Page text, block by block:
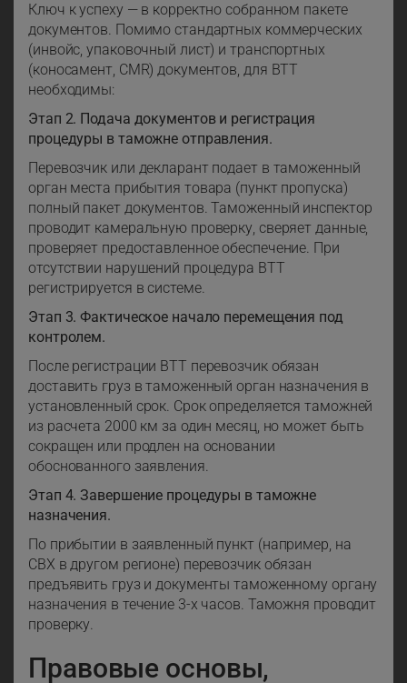
Ключ к успеху — в корректно собранном пакете
документов. Помимо стандартных коммерческих
(инвойс, упаковочный лист) и транспортных
(коносамент, CMR) документов, для ВТТ
необходимы:
Этап 2. Подача документов и регистрация
процедуры в таможне отправления.
Перевозчик или декларант подает в таможенный
орган места прибытия товара (пункт пропуска)
полный пакет документов. Таможенный инспектор
проводит камеральную проверку, сверяет данные,
проверяет предоставленное обеспечение. При
отсутствии нарушений процедура ВТТ
регистрируется в системе.
Этап 3. Фактическое начало перемещения под
контролем.
После регистрации ВТТ перевозчик обязан
доставить груз в таможенный орган назначения в
установленный срок. Срок определяется таможней
из расчета 2000 км за один месяц, но может быть
сокращен или продлен на основании
обоснованного заявления.
Этап 4. Завершение процедуры в таможне
назначения.
По прибытии в заявленный пункт (например, на
СВХ в другом регионе) перевозчик обязан
предъявить груз и документы таможенному органу
назначения в течение 3-х часов. Таможня проводит
проверку.
Правовые основы,